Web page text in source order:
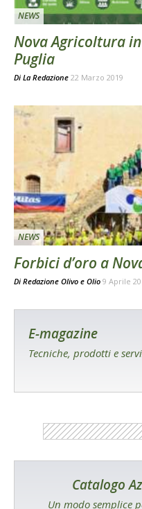
NEWS
Nova Agricoltura
Puglia
Di La Redazione 22 Marzo 2019
NEWS
Forbici d’oro a
Di Redazione Olivo e Olio 9 Aprile
E-magazine
Tecniche, prodotti e
Catalogo
Un modo semplice